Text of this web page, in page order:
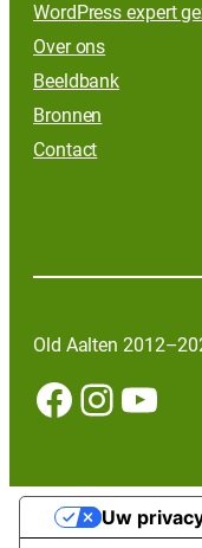
WordPress expert
Over ons
Beeldbank
Bronnen
Contact
Old Aalten
Facebook InstagramYouTube
Uw